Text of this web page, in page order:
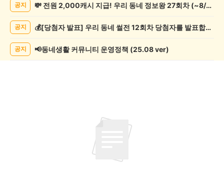
록
공지 💸 전원 2,000캐시 지급! 우리 동네 정보왕 27회차 (~8/10)
공지 💰[당첨자 발표] 우리 동네 썰전 12회차 당첨자를 발표합니다!
공지 📢동네생활 커뮤니티 운영정책 (25.08 ver)